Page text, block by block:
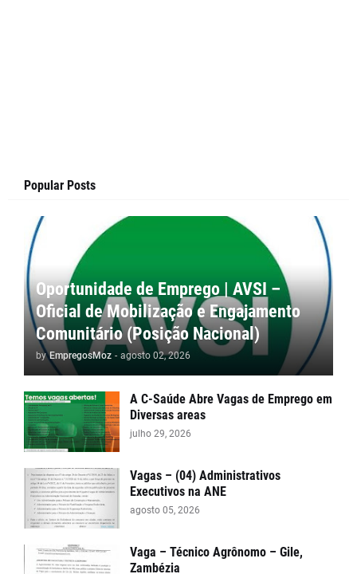
Popular Posts
Oportunidade de Emprego | AVSI –
Oficial de Mobilização e Engajamento
Comunitário (Posição Nacional)
by EmpregosMoz - agosto 02, 2026
A C-Saúde Abre Vagas de Emprego em
Diversas areas
julho 29, 2026
Vagas – (04) Administrativos
Executivos na ANE
agosto 05, 2026
Vaga – Técnico Agrônomo – Gile,
Zambézia